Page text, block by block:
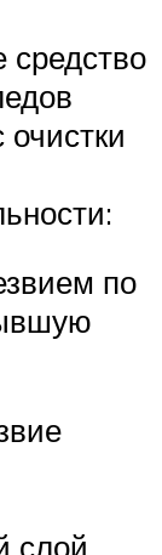
средство
по
слой